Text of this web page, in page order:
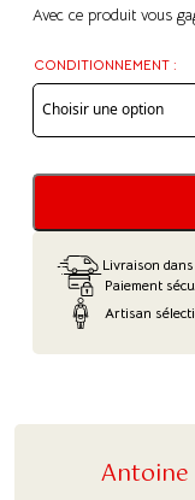
Avec ce produit vous
CONDITIONNEMENT :
Livraison
Paiement
Artisan
Antoine